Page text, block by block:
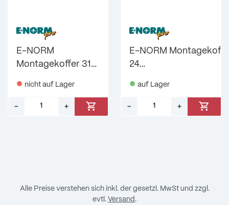
E-NORM
Montagekoffer 31
125/934 A2 E-
NORMpro
nicht auf Lager
–
+
E-NORM
24
E-NORMpro
auf Lager
–
+
Alle Preise verstehen sich inkl. der gesetzl. MwSt und zzgl.
evtl. Versand .